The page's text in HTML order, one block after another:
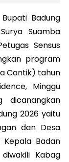
Badung
Suamba
Sensus
program
Cantik) tahun
Minggu
2026 yaitu
dan Desa
Badan
Kabag